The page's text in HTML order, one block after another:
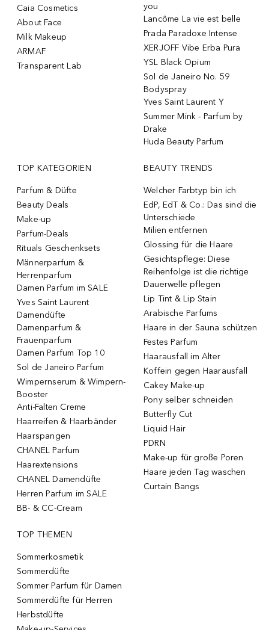
Caia Cosmetics
About Face
Milk Makeup
ARMAF
Transparent Lab
you
Lancôme La vie est belle
Prada Paradoxe Intense
XERJOFF Vibe Erba Pura
YSL Black Opium
Sol de Janeiro No. 59
Bodyspray
Yves Saint Laurent Y
Summer Mink - Parfum by
Drake
Huda Beauty Parfum
TOP KATEGORIEN
Parfum & Düfte
Beauty Deals
Make-up
Parfum-Deals
Rituals Geschenksets
Männerparfum &
Herrenparfum
Damen Parfum im SALE
Yves Saint Laurent
Damendüfte
Damenparfum &
Frauenparfum
Damen Parfum Top 10
Sol de Janeiro Parfum
Wimpernserum & Wimpern-
Booster
Anti-Falten Creme
Haarreifen & Haarbänder
Haarspangen
CHANEL Parfum
Haarextensions
CHANEL Damendüfte
Herren Parfum im SALE
BB- & CC-Cream
BEAUTY TRENDS
Welcher Farbtyp bin ich
EdP, EdT & Co.: Das sind die
Unterschiede
Milien entfernen
Glossing für die Haare
Gesichtspflege: Diese
Reihenfolge ist die richtige
Dauerwelle pflegen
Lip Tint & Lip Stain
Arabische Parfums
Haare in der Sauna schützen
Festes Parfum
Haarausfall im Alter
Koffein gegen Haarausfall
Cakey Make-up
Pony selber schneiden
Butterfly Cut
Liquid Hair
PDRN
Make-up für große Poren
Haare jeden Tag waschen
Curtain Bangs
TOP THEMEN
Sommerkosmetik
Sommerdüfte
Sommer Parfum für Damen
Sommerdüfte für Herren
Herbstdüfte